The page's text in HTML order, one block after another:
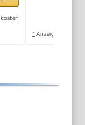
* Anzeige